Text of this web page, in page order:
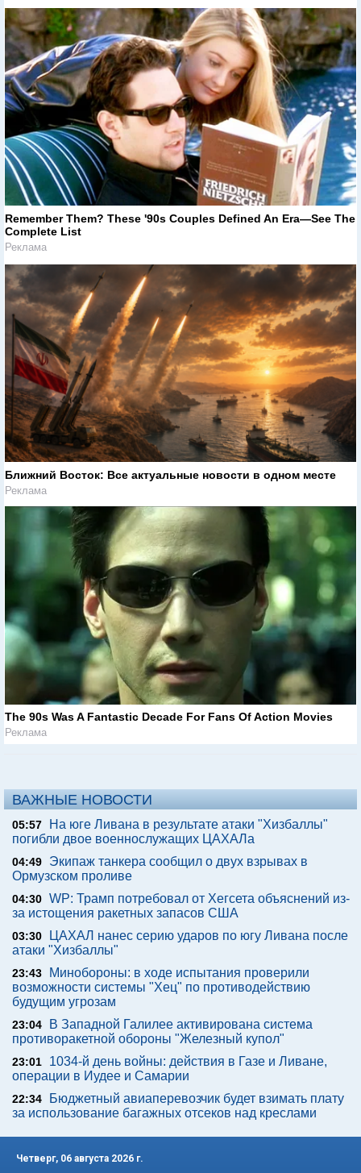
Remember Them? These '90s Couples Defined An Era—See The
Complete List
Реклама
Ближний Восток: Все актуальные новости в одном месте
Реклама
The 90s Was A Fantastic Decade For Fans Of Action Movies
Реклама
ВАЖНЫЕ НОВОСТИ
05:57
На юге Ливана в результате атаки "Хизбаллы"
погибли двое военнослужащих ЦАХАЛа
04:49
Экипаж танкера сообщил о двух взрывах в
Ормузском проливе
04:30 WP: Трамп потребовал от Хегсета объяснений из-
за истощения ракетных запасов США
03:30
ЦАХАЛ нанес серию ударов по югу Ливана после
атаки "Хизбаллы"
23:43
Минобороны: в ходе испытания проверили
возможности системы "Хец" по противодействию
будущим угрозам
23:04
В Западной Галилее активирована система
противоракетной обороны "Железный купол"
23:01
1034-й день войны: действия в Газе и Ливане,
операции в Иудее и Самарии
22:34
Бюджетный авиаперевозчик будет взимать плату
за использование багажных отсеков над креслами
Четверг, 06 августа 2026 г.